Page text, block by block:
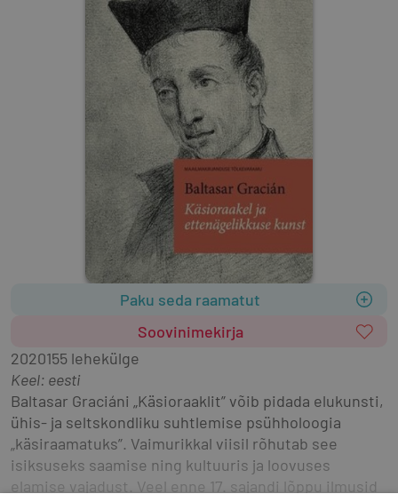
Paku seda raamatut
Soovinimekirja
2020155 lehekülge
Keel: eesti
Baltasar Graciáni „Käsioraaklit” võib pidada elukunsti,
ühis- ja seltskondliku suhtlemise psühholoogia
„käsiraamatuks”. Vaimurikkal viisil rõhutab see
isiksuseks saamise ning kultuuris ja loovuses
elamise vajadust. Veel enne 17. sajandi lõppu ilmusid